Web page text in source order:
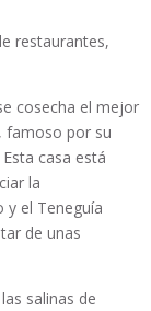
restaurantes,
cosecha el mejor
famoso por su
casa está
la
y el Teneguía
de unas
salinas de